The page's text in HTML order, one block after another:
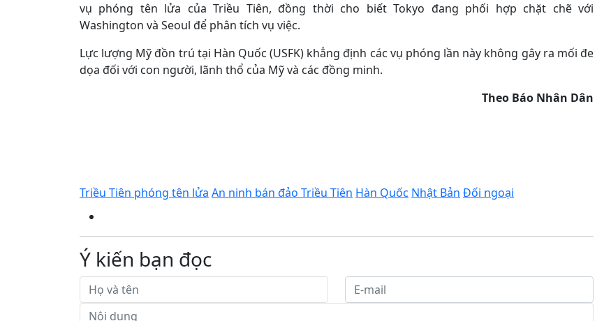
vụ phóng tên lửa của Triều Tiên, đồng thời cho biết Tokyo đang phối hợp chặt chẽ với
Washington và Seoul để phân tích vụ việc.
Lực lượng Mỹ đồn trú tại Hàn Quốc (USFK) khẳng định các vụ phóng lần này không gây ra mối đe
dọa đối với con người, lãnh thổ của Mỹ và các đồng minh.
Theo Báo Nhân Dân
Triều Tiên phóng tên lửa An ninh bán đảo Triều Tiên Hàn Quốc Nhật Bản Đối ngoại
Ý kiến bạn đọc